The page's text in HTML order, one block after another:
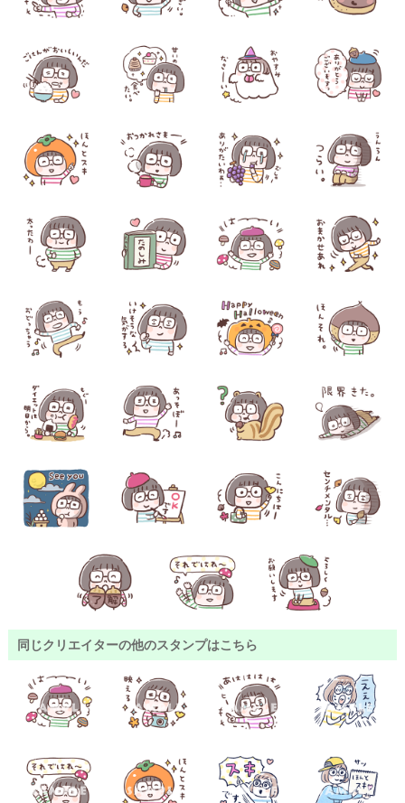
同じクリエイターの他のスタンプはこちら